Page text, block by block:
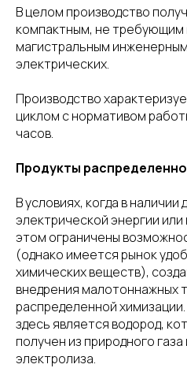
В целом производство
компактным, не требующим
магистральным
электрических.
Производство
циклом с нормативом
часов.
Продукты
В условиях, когда в
электрической энергии или
этом ограничены
(однако имеется рынок
химических веществ),
внедрения малотоннажных
распределенной
здесь является водород,
получен из природного
электролиза.